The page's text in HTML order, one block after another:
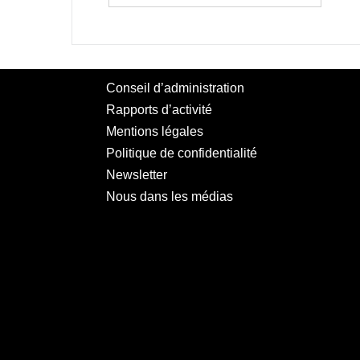
Conseil d’administration
Rapports d’activité
Mentions légales
Politique de confidentialité
Newsletter
Nous dans les médias